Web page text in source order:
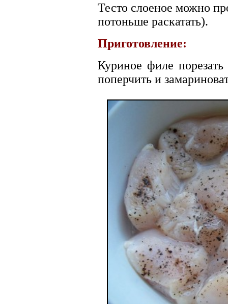
Тесто слоеное можно
потоньше раскатать).
Приготовление:
Куриное филе
поперчить и